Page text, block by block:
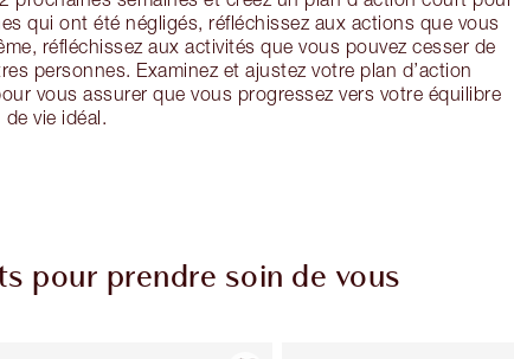
qui ont été négligés, réfléchissez aux actions que vous
réfléchissez aux activités que vous pouvez cesser de
personnes. Examinez et ajustez votre plan d’action
vous assurer que vous progressez vers votre équilibre
de vie idéal.
pour prendre soin de vous